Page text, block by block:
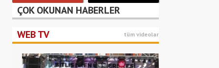
ÇOK OKUNAN HABERLER
WEB TV
tüm videolar